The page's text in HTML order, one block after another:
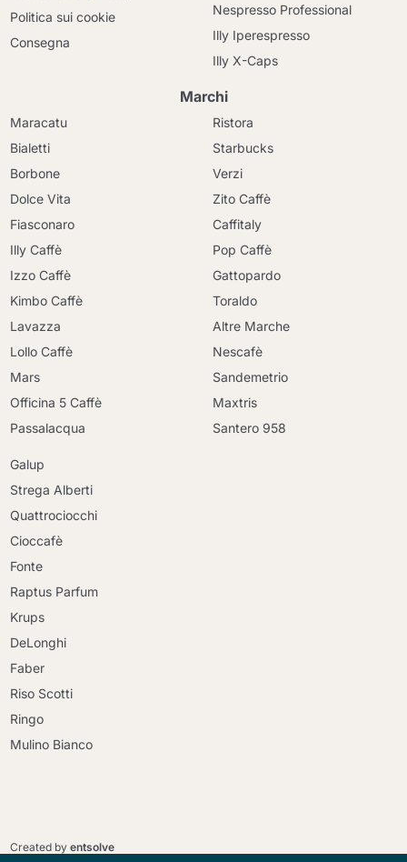
Vai al carrello
Politica sui cookie
Consegna
Nespresso Professional
Illy Iperespresso
Illy X-Caps
Marchi
Maracatu
Bialetti
Borbone
Dolce Vita
Fiasconaro
Illy Caffè
Izzo Caffè
Kimbo Caffè
Lavazza
Lollo Caffè
Mars
Officina 5 Caffè
Passalacqua
Ristora
Starbucks
Verzi
Zito Caffè
Caffitaly
Pop Caffè
Gattopardo
Toraldo
Altre Marche
Nescafè
Sandemetrio
Maxtris
Santero 958
Galup
Strega Alberti
Quattrociocchi
Cioccafè
Fonte
Raptus Parfum
Krups
DeLonghi
Faber
Riso Scotti
Ringo
Mulino Bianco
Created byentsolve